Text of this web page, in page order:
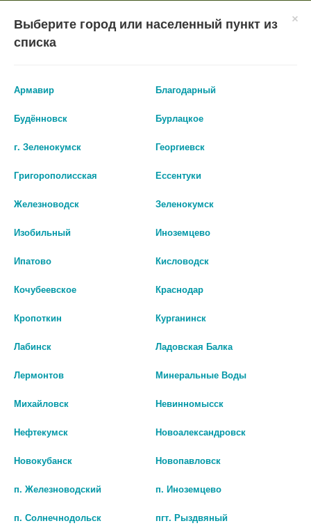
ГЛАВНАЯ КАТАЛОГ ЛЕКАРСТВА И БАДЫ
БАД комплекс от
укачивания для детей
Городская Аптека Маркетплейс
- In Google Play
VIEW
Выберите город или населенный пункт из
списка
Армавир Благодарный
Будённовск Бурлацкое
г. Зеленокумск Георгиевск
Григорополисская Ессентуки
Железноводск Зеленокумск
Изобильный Иноземцево
Ипатово Кисловодск
Кочубеевское Краснодар
Кропоткин Курганинск
Лабинск Ладовская Балка
Лермонтов Минеральные Воды
Михайловск Невинномысск
Нефтекумск Новоалександровск
Новокубанск Новопавловск
п. Железноводский п. Иноземцево
п. Солнечнодольск пгт. Рыздвяный
Городская Аптека